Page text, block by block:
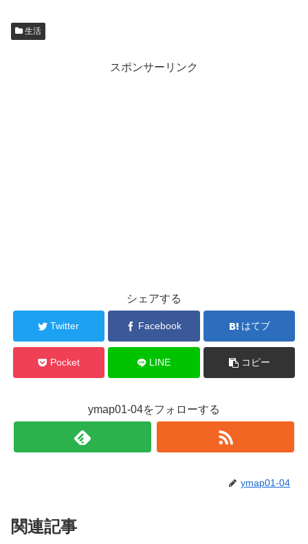
生活
スポンサーリンク
シェアする
Twitter Facebook はてブ
Pocket LINE コピー
ymap01-04をフォローする
ymap01-04
関連記事